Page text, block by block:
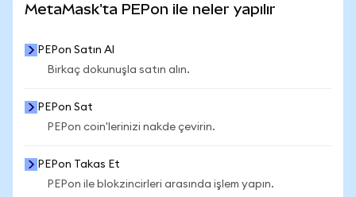
MetaMask'ta PEPon ile neler yapılır
PEPon Satın Al
Birkaç dokunuşla satın alın.
PEPon Sat
PEPon coin'lerinizi nakde çevirin.
PEPon Takas Et
PEPon ile blokzincirleri arasında işlem yapın.